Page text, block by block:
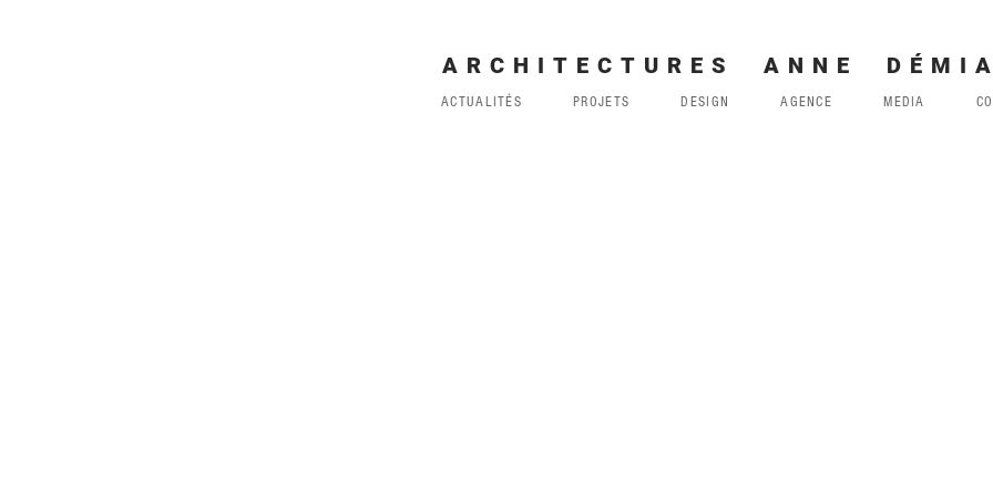
ARCHITECTURES ANNE
ACTUALITÉS PROJETS DESIGN AGENCE MEDIA